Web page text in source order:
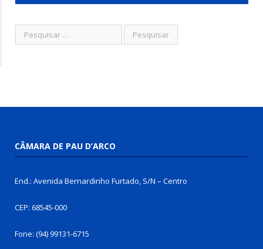
CÂMARA DE PAU D’ARCO
End.: Avenida Bernardinho Furtado, S/N – Centro
CEP: 68545-000
Fone: (94) 99131-6715